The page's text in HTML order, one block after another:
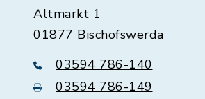
Altmarkt 1
01877 Bischofswerda
03594 786-140
03594 786-149